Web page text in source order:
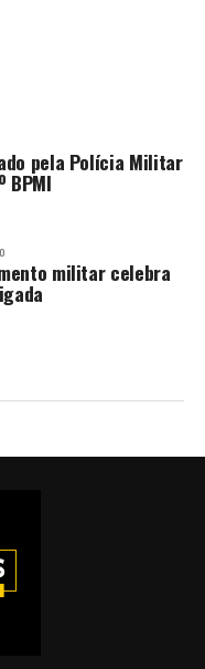
pela Polícia Militar
BPMI
militar celebra